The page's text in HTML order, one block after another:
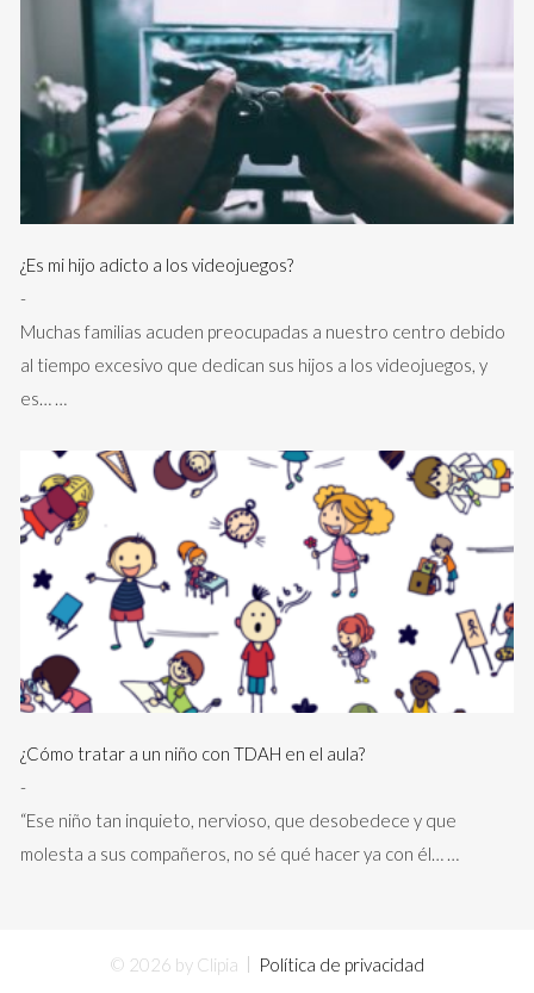
¿Es mi hijo adicto a los videojuegos?
-
Muchas familias acuden preocupadas a nuestro centro debido
al tiempo excesivo que dedican sus hijos a los videojuegos, y
es… …
¿Cómo tratar a un niño con TDAH en el aula?
-
“Ese niño tan inquieto, nervioso, que desobedece y que
molesta a sus compañeros, no sé qué hacer ya con él… …
© 2026 by Clipia Política de privacidad